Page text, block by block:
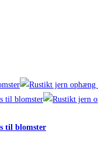
til blomster